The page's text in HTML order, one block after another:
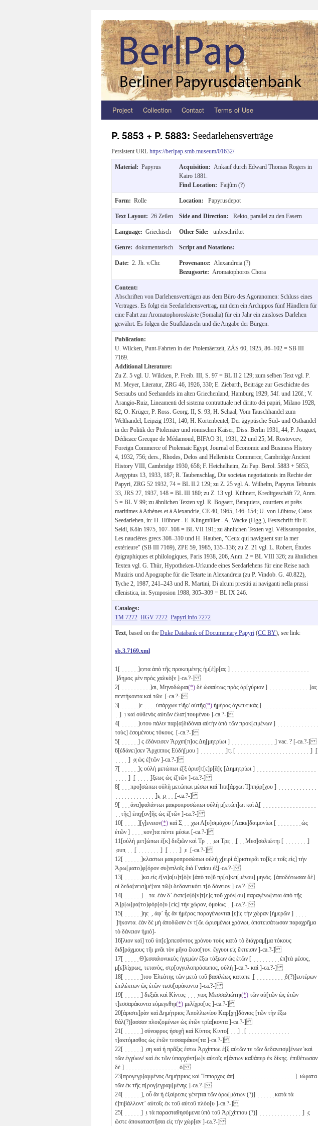
Zum
springen
Project Collection Contact Terms of Use
P. 5853 + P. 5883: Seedarlehensverträge
Persistent URL https://berlpap.smb.museum/01632/
Material: Papyrus Acquisition: Ankauf durch Edward Thomas Rogers in
Kairo 1881.
Find Location: Faijûm (?)
Form: Rolle Location: Papyrusdepot
Text Layout: 26 Zeilen Side and Direction: Rekto, parallel zu den Fasern
Language: Griechisch Other Side: unbeschriftet
Genre: dokumentarisch Script and Notations:
Date: 2. Jh. v.Chr. Provenance: Alexandreia (?)
Bezugsorte: Aromatophoros Chora
Content:
Abschriften von Darlehensverträgen aus dem Büro des Agoranomen: Schluss eines
Vertrages. Es folgt ein Seedarlehensvertrag, mit dem ein Archippos fünf Händlern für
eine Fahrt zur Aromatophorosküste (Somalia) für ein Jahr ein zinsloses Darlehen
gewährt. Es folgen die Strafklauseln und die Angabe der Bürgen.
Publication:
U. Wilcken, Punt-Fahrten in der Ptolemäerzeit, ZÄS 60, 1925, 86–102 = SB III
7169.
Additional Literature:
Zu Z. 5 vgl. U. Wilcken, P. Freib. III, S. 97 = BL II.2 129; zum selben Text vgl. P.
M. Meyer, Literatur, ZRG 46, 1926, 330; E. Ziebarth, Beiträge zur Geschichte des
Seeraubs und Seehandels im alten Griechenland, Hamburg 1929, 54f. und 126f.; V.
Arangio-Ruiz, Lineamenti del sistema contrattuale nel diritto dei papiri, Milano 1928,
82; O. Krüger, P. Ross. Georg. II, S. 93; H. Schaal, Vom Tauschhandel zum
Welthandel, Leipzig 1931, 140; H. Kortenbeutel, Der ägyptische Süd- und Osthandel
in der Politik der Ptolemäer und römischen Kaiser, Diss. Berlin 1931, 44; P. Jouguet,
Dédicace Grecque de Médamoud, BIFAO 31, 1931, 22 und 25; M. Rostovcev,
Foreign Commerce of Ptolemaic Egypt, Journal of Economic and Business History
4, 1932, 756; ders., Rhodes, Delos and Hellenistic Commerce, Cambridge Ancient
History VIII, Cambridge 1930, 658; F. Heichelheim, Zu Pap. Berol. 5883 + 5853,
Aegyptus 13, 1933, 187; R. Taubenschlag, Die societas negotiationis im Rechte der
Papyri, ZRG 52 1932, 74 = BL II.2 129; zu Z. 25 vgl. A. Wilhelm, Papyrus Tebtunis
33, JRS 27, 1937, 148 = BL III 180; zu Z. 13 vgl. Kühnert, Kreditgeschäft 72, Anm.
5 = BL V 99; zu ähnlichen Texten vgl. R. Bogaert, Banquiers, courtiers et prêts
maritimes à Athènes et à Alexandrie, CE 40, 1965, 146–154; U. von Lübtow, Catos
Seedarlehen, in: H. Hübner - E. Klingmüller - A. Wacke (Hgg.), Festschrift für E.
Seidl, Köln 1975, 107–108 = BL VII 191; zu ähnlichen Texten vgl. Vélissaropoulos,
Les naucléres grecs 308–310 und H. Hauben, "Ceux qui naviguent sur la mer
extérieure" (SB III 7169), ZPE 59, 1985, 135–136; zu Z. 21 vgl. L. Robert, Études
épigraphiques et philologiques, Paris 1938, 206, Anm. 2 = BL VIII 326; zu ähnlichen
Texten vgl. G. Thür, Hypotheken-Urkunde eines Seedarlehens für eine Reise nach
Muziris und Apographe für die Tetarte in Alexandreia (zu P. Vindob. G. 40.822),
Tyche 2, 1987, 241–243 und R. Martini, Di alcuni prestiti ai naviganti nella prassi
ellenistica, in: Symposion 1988, 305–309 = BL IX 246.
Catalogs:
TM 7272 HGV 7272 Papyri.info 7272
Text , based on the Duke Databank of Documentary Papyri (CC BY), see link:
sb.3.7169.xml
1 [ ̣ ̣ ̣ ̣ ̣ ̣]ε̣ντα ἀπὸ τῆς προκειμένης ἡμ[έ]ρ[ας ] ̣ ̣ ̣ ̣ ̣ ̣ ̣ ̣ ̣ ̣ ̣ ̣ ̣ ̣ ̣ ̣ ̣ ̣ ̣ ̣ ̣ ̣ ̣ ̣ ̣ ̣
̣]δημος μὲν πρὸς χαλκὸ[ν ]-ca.?-]
2[ ̣ ̣ ̣ ̣ ̣ ̣ ̣ ̣ ̣ ̣]σ̣ι, Μηνοδώραι(*) δὲ ὡσαύτως πρὸς ἀρ[γύριον ] ̣ ̣ ̣ ̣ ̣ ̣ ̣ ̣ ̣ ̣ ̣ ̣ ̣ ̣]ας
πεντήκοντα καὶ τῶν ̣[-ca.?-]
3[ ̣ ̣ ̣ ̣ ̣ ̣]ε ̣ ̣ ̣ ̣ ὑπάρχων τ\ῆς/ αὐτῆς(*) ἡμέρας ἁγνευτικὰς [ ̣ ̣ ̣ ̣ ̣ ̣ ̣ ̣ ̣ ̣ ̣ ̣ ̣ ̣ ̣ ̣ ̣ ̣
̣ ̣] ̣ι καὶ οὐθενὸς αὐτῶν ἐλατ[τουμένου ]-ca.?-]
4[ ̣ ̣ ̣ ̣ ̣ ̣]υτου πάλιν παρ[α]διδόναι αὐτὴν ἀπὸ τῶν προκ[ειμένων ] ̣ ̣ ̣ ̣ ̣ ̣ ̣ ̣ ̣ ̣ ̣ ̣ ̣ ̣
τοὺς] ἐσομένους τόκους. [-ca.?-]
5[ ̣ ̣ ̣ ̣ ̣ ̣] ϛ ἐδάνεισεν Ἄρχιπ[π]ος Δη[μητρίωι ] ̣ ̣ ̣ ̣ ̣ ̣ ̣ ̣ ̣ ̣ ̣ ̣ ̣ ̣ ̣] vac. ? [-ca.?-]
6[ἐδάνει]σεν Ἄρχιππος Εὐδή[μου ] ̣ ̣ ̣ ̣ ̣ ̣ ̣ ̣ ̣]τ̣ι [ ̣ ̣ ̣ ̣ ̣ ̣ ̣ ̣ ̣ ̣ ̣ ̣ ̣ ̣ ̣ ̣ ̣ ̣ ̣ ̣ ̣ ̣ ̣ ̣ ̣] ̣[
̣ ̣ ̣ ̣ ̣] ̣α̣ ὡς ἐ[τῶν ]-ca.?-]
7[ ̣ ̣ ̣ ̣ ̣ ̣]ς οὐλὴ μετώπωι ἐ[ξ ἀρισ]τ[ε]ρ[ᾶ]ς [Δημητρίωι ] ̣ ̣ ̣ ̣ ̣ ̣ ̣ ̣ ̣ ̣ ̣ ̣ ̣ ̣ ̣ ̣ ̣ ̣ ̣ ̣
̣ ̣ ̣ ̣ ̣] ̣[ ̣ ̣ ̣ ̣ ̣]ξεως ὡς ἐ[τῶν ]-ca.?-]
8[ ̣ ̣ ̣ προ]σώπωι οὐλὴ μετώπωι μέσωι καὶ Ἱππ[άρχωι Ἱ]ππ̣άρ[χου ] ̣ ̣ ̣ ̣ ̣ ̣ ̣ ̣ ̣ ̣ ̣ ̣ ̣
̣ ̣ ̣ ̣ ̣ ̣ ̣ ̣ ̣ ̣ ̣ ̣ ̣ ̣]ε̣ ̣ρ̣ ̣ ̣ ̣[-ca.?-]
9[ ̣ ̣ ̣ ἀνα]φαλάντωι μακροπροσώπωι οὐλὴ μ[ετώπ]ωι καὶ Δ̣[ ̣ ̣ ̣ ̣ ̣ ̣ ̣ ̣ ̣ ̣ ̣ ̣ ̣ ̣ ̣ ̣ ̣ ̣
̣ ̣ τῆς] ἐπι̣γ[ον]ῆς ὡς ἐ[τῶν ]-ca.?-]
10[ ̣ ̣ ̣ ̣ ̣][γ]ενειον(*) καὶ Σ̣ ̣ ̣ ̣χ̣ωι Λ[υ]σιμάχου [Λακε]δαιμονίωι [ ̣ ̣ ̣ ̣ ̣ ̣ ̣ ̣ ὡς
ἐτῶν ] ̣ ̣ ̣ ̣ κον]τα πέντε μέσωι [-ca.?-]
11 [οὐλὴ μετ]ώπωι ἐ[κ] δεξιῶν καὶ Τρ ̣ ̣ ̣ωι Τρε̣ ̣ ̣[ ̣ ̣ Μεσ]σαλιώτηι [ ̣ ̣ ̣ ̣ ̣ ̣ ̣ ̣]
̣ουπ̣ ̣ ̣ ̣[ ̣ ̣ ̣ ̣ ̣ ̣ ̣ ̣] ̣[ ̣ ̣ ̣ ̣] ̣ε ̣[-ca.?-]
12[ ̣ ̣ ̣ ̣ ̣ ̣]κλαστωι μακροπροσώπωι οὐλὴ χ[ειρὶ ἀ]ριστερᾶι το[ῖς ε τοῖς εἰς] τὴν
Ἀρω[ματο]φ[όρον συ]νπλοῖς διὰ Γναίου ἐξ[-ca.?-]
13[ ̣ ̣ ̣ ̣ ̣ ̣]κα εἰς ἐ[νι]α[υ]τ[ὸ]ν [ἀπὸ το]ῦ πρ[ο]κει[μένου] μηνός. [ἀποδότωσαν δὲ]
οἱ δεδα[νεισ]μέ[νοι τῶ]ι δεδανεικότι τ[ὸ δάνειον ]-ca.?-]
14[ ̣ ̣ ̣ ̣ ̣ ̣] ̣ ̣τα. ἐὰν δʼ ἐκπε[σ]ό[ν]τ[ε]ς τοῦ χρόν[ου] παραγένω[νται ἀπὸ τῆς
Ἀ]ρ[ω]μα[το]φόρ[ο]υ [εἰς] τὴν χώραν, ὁμοίως ̣ ̣[-ca.?-]
15[ ̣ ̣ ̣ ̣ ̣ ̣]ηε̣ ̣, ἀφʼ ἧς ἂν ἡμέρας παραγένωνται [ε]ἰς τὴν χώραν [ἡμερῶν ] ̣ ̣ ̣ ̣
̣]ήκοντα. ἐὰν δὲ μὴ ἀποδῶσιν ἐν τ[ῶι ὡρισμένωι χρόνωι, ἀποτεισάτωσαν παραχρῆμα
τὸ δάνειον ἡμιό]-
16[λιον καὶ] τοῦ ὑπ[ε]ρπεσόντος χρόνου τοὺς κατὰ τὸ διάγραμ[μα τόκους
διδ]ράχμους τῆι μνᾶι τὸν μῆνα ἕκασ[τον. ἔγγυοι εἰς ἔκτεισιν ]-ca.?-]
17[ ̣ ̣ ̣ ̣ ̣ Θ]εσσαλονικεὺς ἡγεμὼν ἔξω τάξεων ὡς ἐτῶν [ ̣ ̣ ̣ ̣ ̣ ̣ ̣ ̣ ̣ ἑπ]τὰ μέσος,
μ[ε]λίχρως, τετανὸς, στρ[ογγυλοπρόσωπος, οὐλὴ ]-ca.?- καὶ ]-ca.?-]
18[ ̣ ̣ ̣ ̣ ̣ ̣]του Ἐλεάτης τῶν μετὰ τοῦ βασιλέως καταπε ̣[ ̣ ̣ ̣ ̣ ̣ ̣ ̣ ̣ ̣ ̣δ(?)]ευτέρων
ἐπιλέκτων ὡς ἐτῶν τεσσ[αράκοντα ]-ca.?-]
19[ ̣ ̣ ̣ ̣ ̣ ̣] δεξιᾶι καὶ Κίντος ̣ ̣ ̣ ̣νιος Μεσσαλιώτηι(*) τῶν αὐ[τῶν ὡς ἐτῶν
τ]εσσαράκοντα εὐμεγεθηι(*) μελίχρο[υς ]-ca.?-]
20[ἀριστε]ρὰν καὶ Δημήτριος Ἀπολλωνίου Καρ[χη]δόνιος [τῶν τὴν ἔξω
θάλ(?)]ασσαν πλοιζομένων ὡς ἐτῶν τρία[κοντα ]-ca.?-]
21 [ ̣ ̣ ̣ ̣ ̣ ̣] σύνοφρυς ἡσυχῆ καὶ Κίντος Κιντο[ ̣ ̣ ̣] ̣ [ ̣ ̣ ̣ ̣ ̣ ̣ ̣ ̣ ̣ ̣ ̣ ̣ ̣ ̣
τ]ακτόμισθος ὡς ἐτῶν τεσσαράκον[τα ]-ca.?-]
22[ ̣ ̣ ̣ ̣ ̣ ̣] ̣ση καὶ ἡ πρᾶξις ἔστω Ἀρχίππωι ἐ[ξ αὐτῶν τε τῶν δεδανεισμ]ένων \καὶ
τῶν ἐγγύων/ καὶ ἐκ τῶν ὑπαρχόντ[ω]ν αὐτοῖς π[άντων καθάπερ ἐκ δίκης. ἐπιθέτωσαν
δὲ ] ̣ ̣ ̣ ̣ ̣ ̣ ̣ ̣ ̣ ̣ ̣ ̣ ̣ ̣ ̣ ̣ ̣ ̣ ὁ]
23[προγεγρ]αμμένος Δημήτριος καὶ Ἵππαρχος ἀπ̣[ ̣ ̣ ̣ ̣ ̣ ̣ ̣ ̣ ̣ ̣ ̣ ̣ ̣ ̣ ̣ ̣ ̣ ̣ ̣ ̣] ̣ιώματα
τῶν ἐκ τῆς π[ρογ]εγραμ[μένης ]-ca.?-]
24[ ̣ ̣ ̣ ̣ ̣ ̣], οὗ ἂν ἡ ἐξαίρεσις γένηται τῶν ἀρω[μάτων (?)] ̣ ̣ ̣ ̣ ̣ ̣ κατὰ τὰ
ἐ]πιβάλλοντʼ αὐτοῖς ἐκ τοῦ αὐτοῦ πλόο[υ ]-ca.?-]
25[ ̣ ̣ ̣ ̣ ̣ ̣] ̣ι τὰ παρασταθησόμενα ὑπὸ τοῦ Ἀρ[χίππου (?)] ̣ ̣ ̣ ̣ ̣ ̣ ̣ ̣ ̣ ̣ ̣ ̣ ̣ ̣ ̣] ̣ς
ὥστε ἀποκαταστῆσαι εἰς τὴν χώρ[αν ]-ca.?-]